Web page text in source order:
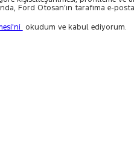
Ford Otosan’ın tarafıma e-
okudum ve kabul ediyorum.